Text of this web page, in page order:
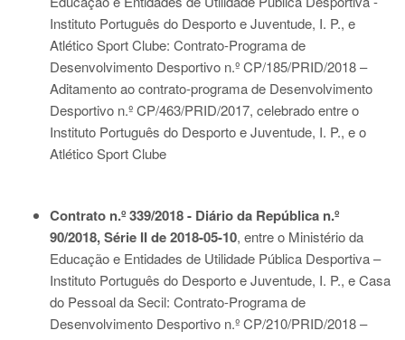
Instituto Português do Desporto e Juventude, I. P., e
Atlético Sport Clube: Contrato-Programa de
Desenvolvimento Desportivo n.º CP/185/PRID/2018 –
Aditamento ao contrato-programa de Desenvolvimento
Desportivo n.º CP/463/PRID/2017, celebrado entre o
Instituto Português do Desporto e Juventude, I. P., e o
Atlético Sport Clube
Contrato n.º 339/2018 - Diário da República n.º
90/2018, Série II de 2018-05-10, entre o Ministério da
Educação e Entidades de Utilidade Pública Desportiva –
Instituto Português do Desporto e Juventude, I. P., e Casa
do Pessoal da Secil: Contrato-Programa de
Desenvolvimento Desportivo n.º CP/210/PRID/2018 –